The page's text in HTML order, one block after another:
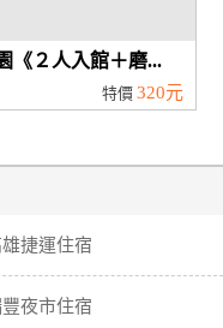
《２人入館＋磨...
特價 320元
雄捷運住宿
夜市住宿